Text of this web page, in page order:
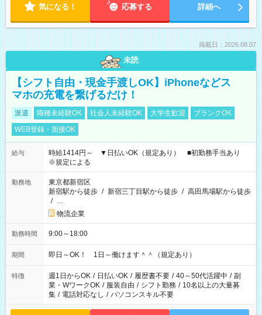
気になる！ 応募する 詳細へ
掲載日：2026.08.07
未読
【シフト自由・現金手渡しOK】iPhoneなどス
マホの充電を繋げるだけ！
派遣 職種未経験OK 社会人未経験OK 大学生歓迎
ブランクOK
WEB登録・面接OK
給与
時給1414円～ ▼日払いOK（規定あり） ■初勤務手当あり
※規定による
勤務地
東京都新宿区
新宿駅から徒歩 / 新宿三丁目駅から徒歩 / 高田馬場駅から徒歩
/ …
物流企業
勤務時間 9:00～18:00
期間 即日～OK！ 1日～働けます＾＾（規定あり）
特徴 週1日からOK / 日払いOK / 履歴書不要 / 40～50代活躍中 / 副
業・WワークOK / 服装自由 / シフト勤務 / 10名以上の大量募
集 / 電話対応なし / パソコンスキル不要